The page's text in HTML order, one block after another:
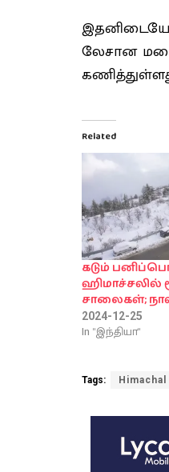
லேசான
Related
கடும்
ஹிமாச்சலில்
சாலைகள்;
2024-12-25
In "இந்தியா"
Tags: Himachal